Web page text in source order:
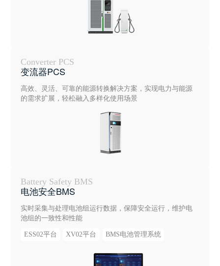
Converter PCS
变流器PCS
高效、灵活、可靠的能源转换解决方案，实现电力与能源
的需求扩展，轻松融入多样化使用场景
Battery Safety BMS
电池安全BMS
实时采集与处理电池组运行数据，保障安全运行，维护电
池组的一致性和性能
ESS02平台 XV02平台 BMS电池管理系统